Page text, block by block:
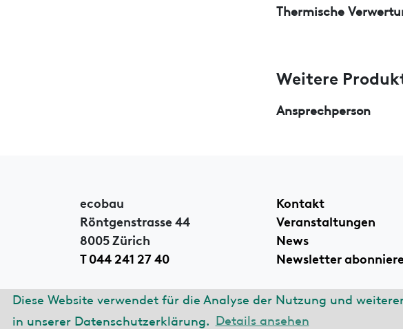
Diese Website verwendet für die Analyse der Nutzung und
in unserer Datenschutzerklärung. Details ansehen
Thermische
Weitere
Ansprechperson
ecobau
Röntgenstrasse 44
8005 Zürich
T 044 241 27 40
Kontakt
Veranstaltungen
News
Newsletter
Impressum